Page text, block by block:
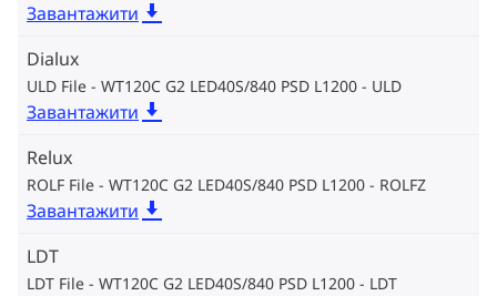
Завантажити
Dialux
ULD File - WT120C G2 LED40S/840 PSD L1200 ULD
Завантажити
Relux
ROLF File - WT120C G2 LED40S/840 PSD L1200 ROLFZ
Завантажити
LDT
LDT File - WT120C G2 LED40S/840 PSD L1200 LDT